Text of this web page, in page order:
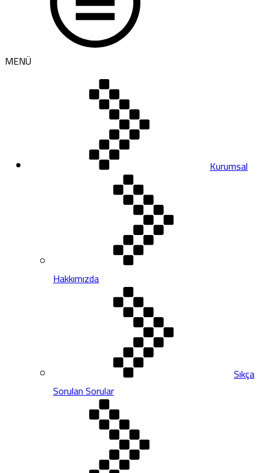
MENÜ
Kurumsal
Hakkımızda
Sıkça
Sorulan Sorular